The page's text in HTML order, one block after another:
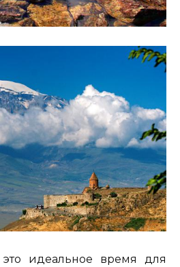
идеальное время для